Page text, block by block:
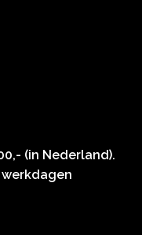
(in Nederland).